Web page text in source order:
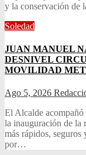
y la conservación de
Soledad
JUAN MANUEL
DESNIVEL
MOVILIDAD
Ago 5, 2026
El Alcalde
la inauguración de la
más rápidos, seguros
por…